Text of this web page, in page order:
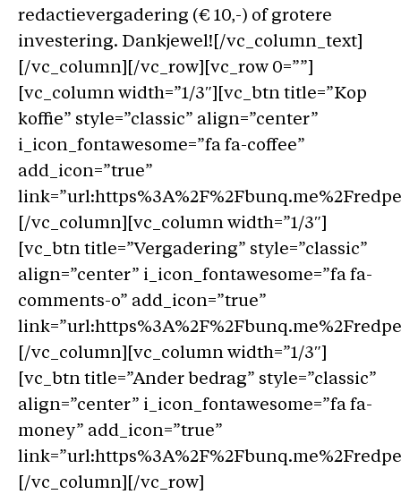
redactievergadering (€ 10,-) of grotere
investering. Dankjewel![/vc_column_text]
[/vc_column][/vc_row][vc_row 0=””]
[vc_column width=”1/3″][vc_btn title=”Kop
koffie” style=”classic” align=”center”
i_icon_fontawesome=”fa fa-coffee”
add_icon=”true”
[/vc_column][vc_column width=”1/3″]
[vc_btn title=”Vergadering” style=”classic”
align=”center” i_icon_fontawesome=”fa fa-
comments-o” add_icon=”true”
[/vc_column][vc_column width=”1/3″]
[vc_btn title=”Ander bedrag” style=”classic”
align=”center” i_icon_fontawesome=”fa fa-
money” add_icon=”true”
[/vc_column][/vc_row]